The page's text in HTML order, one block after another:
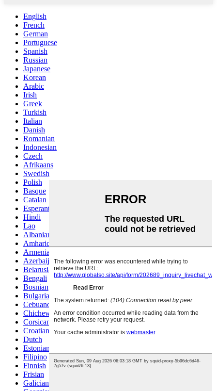
English
French
German
Portuguese
Spanish
Russian
Japanese
Korean
Arabic
Irish
Greek
Turkish
Italian
Danish
Romanian
Indonesian
Czech
Afrikaans
Swedish
Polish
Basque
Catalan
Esperanto
Hindi
Lao
Albanian
Amharic
Armenian
Azerbaijani
Belarusian
Bengali
Bosnian
Bulgarian
Cebuano
Chichewa
Corsican
Croatian
Dutch
Estonian
Filipino
Finnish
Frisian
Galician